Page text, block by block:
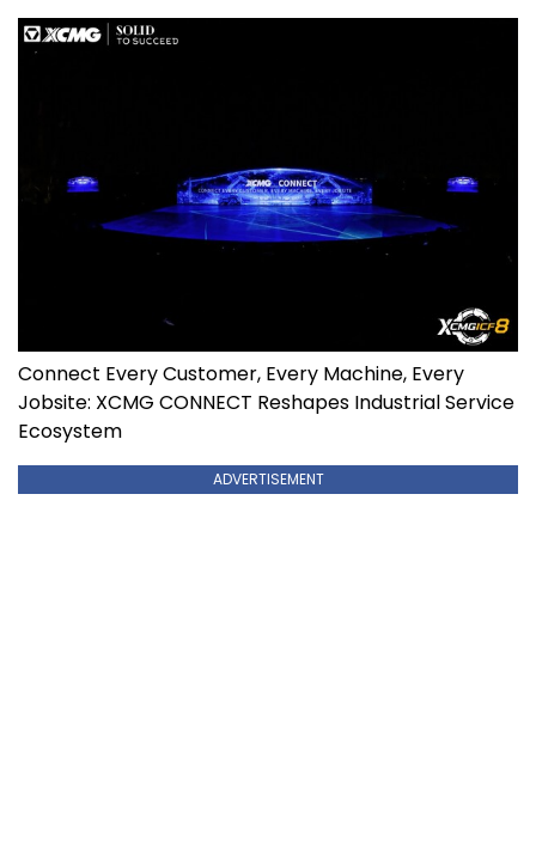
Connect Every Customer, Every Machine, Every
Jobsite: XCMG CONNECT Reshapes Industrial Service
Ecosystem
ADVERTISEMENT